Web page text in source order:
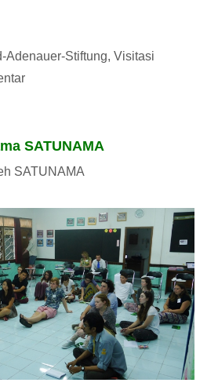
Adenauer-Stiftung, Visitasi
SATUNAMA
SATUNAMA